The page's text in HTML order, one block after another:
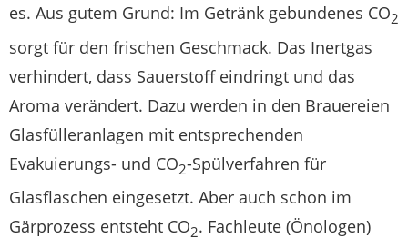
es. Aus gutem Grund: Im Getränk gebundenes CO2
sorgt für den frischen Geschmack. Das Inertgas
verhindert, dass Sauerstoff eindringt und das
Aroma verändert. Dazu werden in den Brauereien
Glasfülleranlagen mit entsprechenden
Evakuierungs- und CO2-Spülverfahren für
Glasflaschen eingesetzt. Aber auch schon im
Gärprozess entsteht CO2. Fachleute (Önologen)